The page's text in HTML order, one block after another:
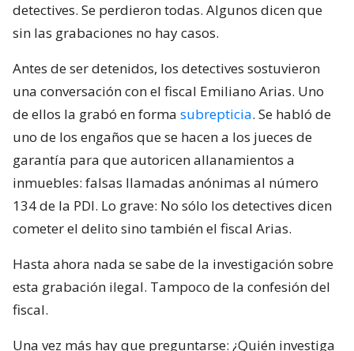
detectives. Se perdieron todas. Algunos dicen que
sin las grabaciones no hay casos.
Antes de ser detenidos, los detectives sostuvieron
una conversación con el fiscal Emiliano Arias. Uno
de ellos la grabó en forma subrepticia. Se habló de
uno de los engaños que se hacen a los jueces de
garantía para que autoricen allanamientos a
inmuebles: falsas llamadas anónimas al número
134 de la PDI. Lo grave: No sólo los detectives dicen
cometer el delito sino también el fiscal Arias.
Hasta ahora nada se sabe de la investigación sobre
esta grabación ilegal. Tampoco de la confesión del
fiscal.
Una vez más hay que preguntarse: ¿Quién investiga